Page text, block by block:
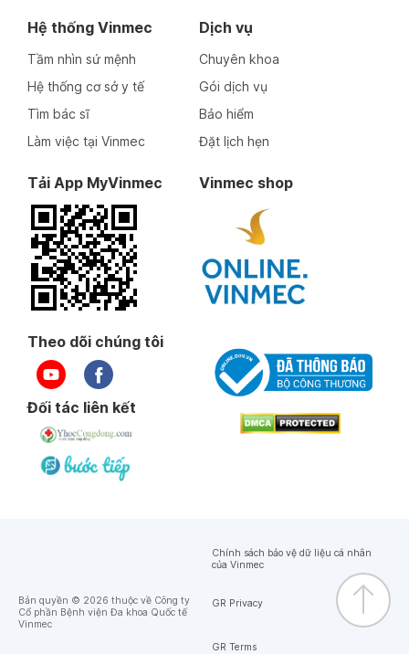
Hệ thống Vinmec
Tầm nhìn sứ mệnh
Hệ thống cơ sở y tế
Tìm bác sĩ
Làm việc tại Vinmec
Dịch vụ
Chuyên khoa
Gói dịch vụ
Bảo hiểm
Đặt lịch hẹn
Tải App MyVinmec Vinmec shop
Theo dõi chúng tôi
Đối tác liên kết
Bản quyền © 2026 thuộc về Công ty
Cổ phần Bệnh viện Đa khoa Quốc tế
Vinmec
Chính sách bảo vệ dữ liệu cá nhân
của Vinmec
GR Privacy
GR Terms